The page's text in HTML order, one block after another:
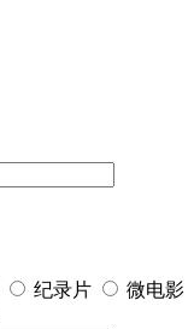
纪录片
微电影